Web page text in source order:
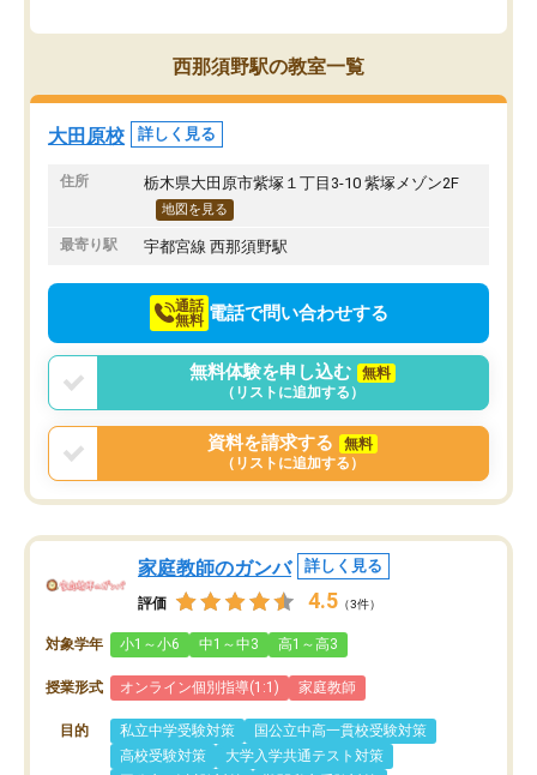
西那須野駅の教室一覧
大田原校 詳しく見る
住所 栃木県大田原市紫塚１丁目3-10 紫塚メゾン2F
地図を見る
最寄り駅 宇都宮線 西那須野駅
通話
無料 電話で問い合わせする
無料体験を申し込む
無料
（リストに追加する）
資料を請求する
無料
（リストに追加する）
家庭教師のガンバ 詳しく見る
評価 4.5 （3件）
対象学年 小1～小6 中1～中3 高1～高3
授業形式 オンライン個別指導(1:1) 家庭教師
目的 私立中学受験対策
国公立中高一貫校受験対策
高校受験対策
大学入学共通テスト対策